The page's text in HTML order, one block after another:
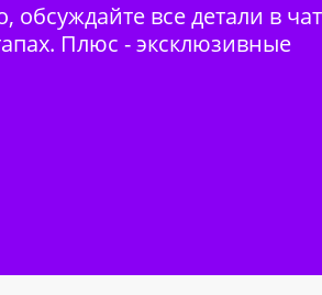
все детали в
Плюс - эксклюзивные